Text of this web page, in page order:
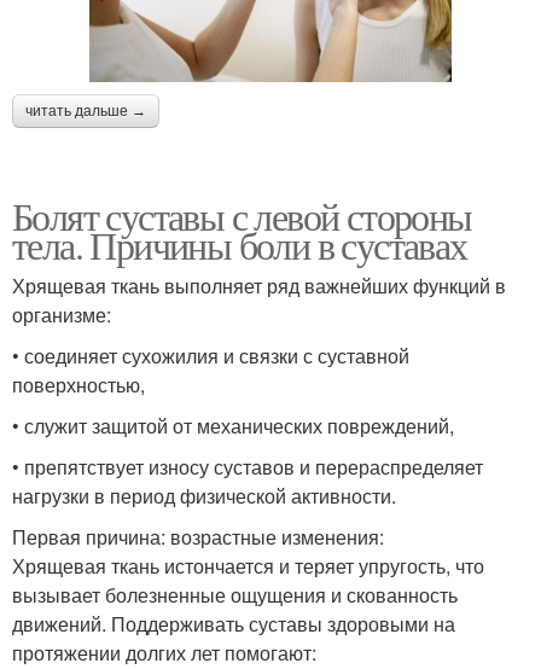
читать дальше →
Болят суставы с левой стороны
тела. Причины боли в суставах
Хрящевая ткань выполняет ряд важнейших функций в
организме:
• соединяет сухожилия и связки с суставной
поверхностью,
• служит защитой от механических повреждений,
• препятствует износу суставов и перераспределяет
нагрузки в период физической активности.
Первая причина: возрастные изменения:
Хрящевая ткань истончается и теряет упругость, что
вызывает болезненные ощущения и скованность
движений. Поддерживать суставы здоровыми на
протяжении долгих лет помогают: